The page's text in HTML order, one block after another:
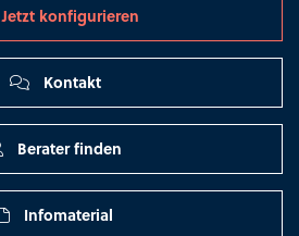
Jetzt konfigurieren
Kontakt
Berater finden
Infomaterial